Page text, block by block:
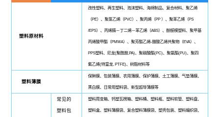
塑料原材料
改性塑料、再生塑料、泡沫塑料、海绵制品、复合材料、聚乙烯
（PE）、聚氯乙烯（PVC）、聚丙烯（PP ）、聚苯乙烯（PS
/EPS）、丙烯腈－丁二烯－苯乙烯（ABS）、酚醛模塑料、聚甲基
丙烯酸甲酯（PMMA）、聚芳酯乙烯-醋酸乙烯共聚物（EVA）、
PPS塑料、尼龙(聚酰胺,PA)、聚碳酸酯(PC)、聚氨酯(PU)、聚四
氟乙烯(特富龙, PTFE)、树脂材料等
塑料薄膜
保鲜膜、包装薄膜、农用薄膜、保护薄膜、土工薄膜、气垫薄膜、
黑白膜、日常用塑料袋、新型超导薄膜等
常见的
塑料包
塑料周变箱、钙塑瓦楞箱、塑料桶、塑料瓶、塑料软管、塑料盘、
塑料盒、塑料薄膜袋、复合塑料薄膜袋、塑壳包装、塑料编织袋、